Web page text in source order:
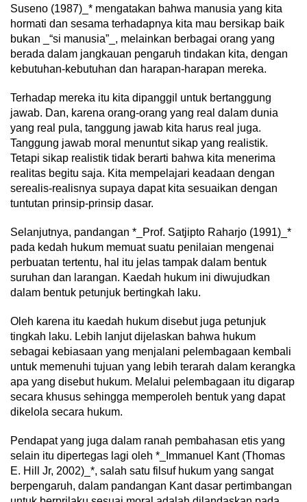
Suseno (1987)_* mengatakan bahwa manusia yang kita
hormati dan sesama terhadapnya kita mau bersikap baik
bukan _“si manusia”_, melainkan berbagai orang yang
berada dalam jangkauan pengaruh tindakan kita, dengan
kebutuhan-kebutuhan dan harapan-harapan mereka.
Terhadap mereka itu kita dipanggil untuk bertanggung
jawab. Dan, karena orang-orang yang real dalam dunia
yang real pula, tanggung jawab kita harus real juga.
Tanggung jawab moral menuntut sikap yang realistik.
Tetapi sikap realistik tidak berarti bahwa kita menerima
realitas begitu saja. Kita mempelajari keadaan dengan
serealis-realisnya supaya dapat kita sesuaikan dengan
tuntutan prinsip-prinsip dasar.
Selanjutnya, pandangan *_Prof. Satjipto Raharjo (1991)_*
pada kedah hukum memuat suatu penilaian mengenai
perbuatan tertentu, hal itu jelas tampak dalam bentuk
suruhan dan larangan. Kaedah hukum ini diwujudkan
dalam bentuk petunjuk bertingkah laku.
Oleh karena itu kaedah hukum disebut juga petunjuk
tingkah laku. Lebih lanjut dijelaskan bahwa hukum
sebagai kebiasaan yang menjalani pelembagaan kembali
untuk memenuhi tujuan yang lebih terarah dalam kerangka
apa yang disebut hukum. Melalui pelembagaan itu digarap
secara khusus sehingga memperoleh bentuk yang dapat
dikelola secara hukum.
Pendapat yang juga dalam ranah pembahasan etis yang
selain itu dipertegas lagi oleh *_Immanuel Kant (Thomas
E. Hill Jr, 2002)_*, salah satu filsuf hukum yang sangat
berpengaruh, dalam pandangan Kant dasar pertimbangan